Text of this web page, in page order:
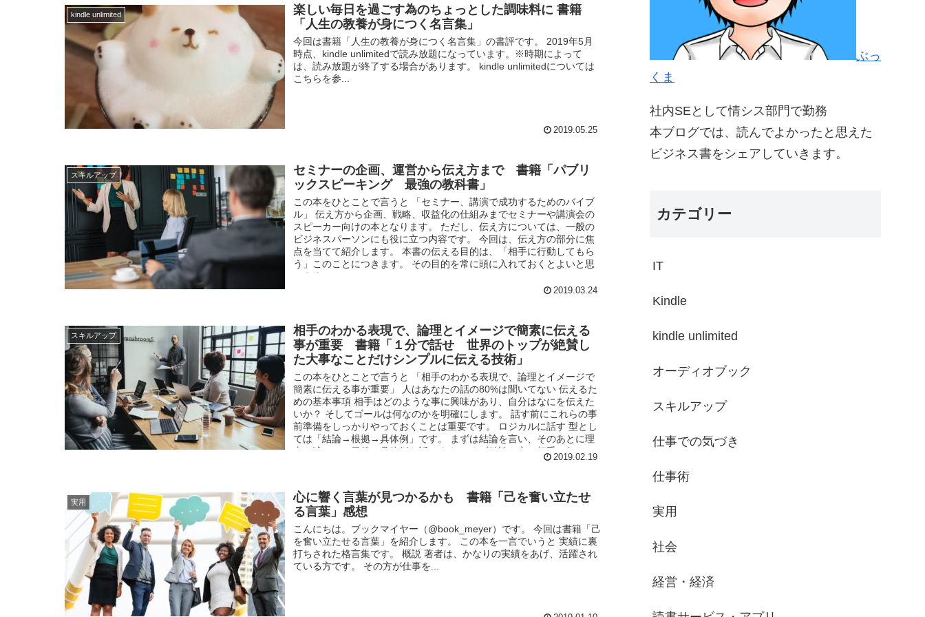
ケティング、広報、人事など多くの人に製品を広げるのが得意） つま
り、本書でいう天才とは、独創的な発想をする事ができ、イノベーシ
ョンを起こす力がある人といいます。
kindle unlimited
楽しい毎日を過ごす為のちょっとした調味料に 書籍
「人生の教養が身につく名言集」
今回は書籍「人生の教養が身につく名言集」の書評です。 2019年5月
時点、kindle unlimitedで読み放題になっています。※時期によって
は、読み放題が終了する場合があります。 kindle unlimitedについては
こちらを参...
2019.05.25
スキルアップ
セミナーの企画、運営から伝え方まで 書籍「パブリ
ックスピーキング 最強の教科書」
この本をひとことで言うと 「セミナー、講演で成功するためのバイブ
ル」 伝え方から企画、戦略、収益化の仕組みまでセミナーや講演会の
スピーカー向けの本となります。 ただし、伝え方については、一般の
ビジネスパーソンにも役に立つ内容です。 今回は、伝え方の部分に焦
点を当てて紹介します。 本書の伝える目的は、「相手に行動してもら
う」このことにつきます。 その目的を常に頭に入れておくとよいと思
います。
2019.03.24
スキルアップ
相手のわかる表現で、論理とイメージで簡素に伝える
事が重要 書籍「１分で話せ 世界のトップが絶賛し
た大事なことだけシンプルに伝える技術」
この本をひとことで言うと 「相手のわかる表現で、論理とイメージで
簡素に伝える事が重要」 人はあなたの話の80%は聞いてない 伝えるた
めの基本事項 相手はどのような事に興味があり、自分はなにを伝えた
いか？ そしてゴールは何なのかを明確にします。 話す前にこれらの事
前準備をしっかりやっておくことは重要です。 ロジカルに話す 型とし
ては「結論→根拠→具体例」です。 まずは結論を言い、そのあとに理
由を述べる。最後に具体例を話します。 まず結論を言い相手に伝えた
2019.02.19
実用
心に響く言葉が見つかるかも 書籍「己を奮い立たせ
る言葉」感想
こんにちは。ブックマイヤー（@book_meyer）です。 今回は書籍「己
を奮い立たせる言葉」を紹介します。 この本を一言でいうと 実績に裏
打ちされた格言集です。 概説 著者は、かなりの実績をあげ、活躍され
ている方です。 その方が仕事を...
ぶっ
くま
社内SEとして情シス部門で勤務
本ブログでは、読んでよかったと思えた
ビジネス書をシェアしていきます。
カテゴリー
IT
Kindle
kindle unlimited
オーディオブック
スキルアップ
仕事での気づき
仕事術
実用
社会
経営・経済